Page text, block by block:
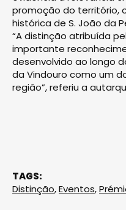
promoção do território,
histórica de S. João da
“A distinção atribuída
importante
desenvolvido ao longo
da Vindouro como um
região”, referiu a
TAGS:
Distinção,Eventos,